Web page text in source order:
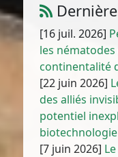
[16 juil. 2026]
les
continentalité
[22 juin 2026]
des alliés
potentiel
biotechnologie
[7 juin 2026]